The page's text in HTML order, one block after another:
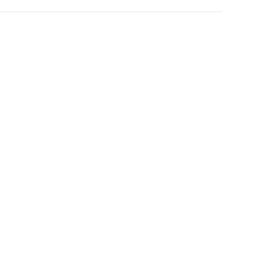
Sie im dafür vorgesehenen Feld Ihre E-Mail-
nur für die Bearbeiter*innen sichtbar. Bei
Bilder hochladen.